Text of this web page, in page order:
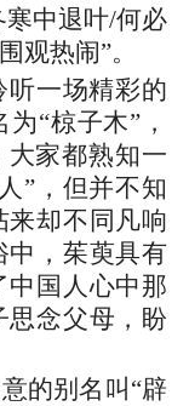
中退叶/何必
观热闹”。
一场精彩的
“椋子木”，
大家都熟知一
”，但并不知
来却不同凡响
中，茱萸具有
中国人心中那
思念父母，盼
的别名叫“辟